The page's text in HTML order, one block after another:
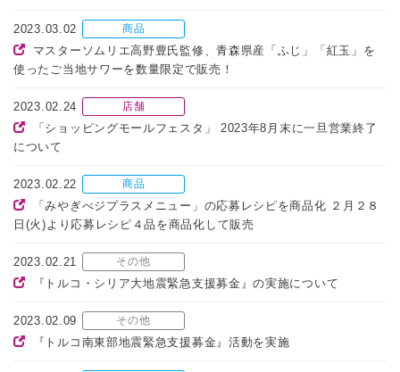
2023.03.02 商品
マスターソムリエ高野豊氏監修、青森県産「ふじ」「紅玉」を
使ったご当地サワーを数量限定で販売！
2023.02.24 店舗
「ショッピングモールフェスタ」 2023年8月末に一旦営業終了
について
2023.02.22 商品
「みやぎべジプラスメニュー」の応募レシピを商品化 ２月２８
日(火)より応募レシピ４品を商品化して販売
2023.02.21 その他
『トルコ・シリア大地震緊急支援募金』の実施について
2023.02.09 その他
『トルコ南東部地震緊急支援募金』活動を実施